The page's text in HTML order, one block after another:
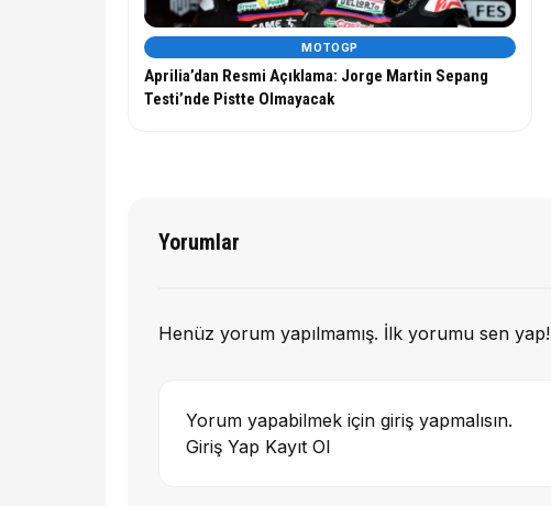
MOTOGP
Aprilia’dan Resmi Açıklama: Jorge Martin Sepang
Testi’nde Pistte Olmayacak
Yorumlar
Henüz yorum yapılmamış. İlk yorumu sen yap!
Yorum yapabilmek için giriş yapmalısın.
Giriş Yap Kayıt Ol